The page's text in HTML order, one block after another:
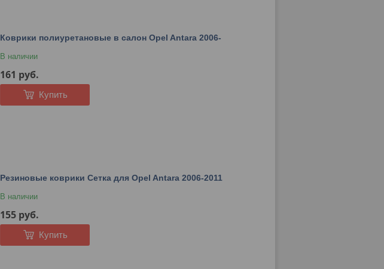
Коврики полиуретановые в салон Opel Antara 2006-
В наличии
161 руб.
Купить
Резиновые коврики Сетка для Opel Antara 2006-2011
В наличии
155 руб.
Купить